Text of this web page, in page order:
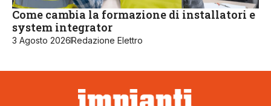
Come cambia la formazione di installatori e
system integrator
3 Agosto 2026Redazione Elettro